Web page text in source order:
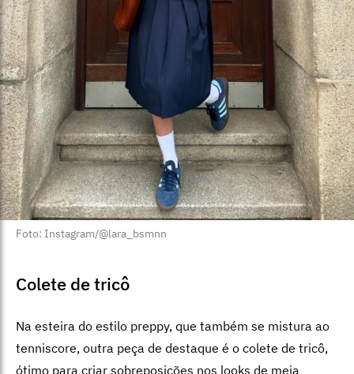
Foto: Instagram/@lara_bsmnn
Colete de tricô
Na esteira do estilo preppy, que também se mistura ao
tenniscore, outra peça de destaque é o colete de tricô,
ótimo para criar sobreposições nos looks de meia